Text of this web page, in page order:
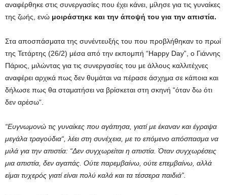
αναφέρθηκε στις συνεργασίες που έχει κάνει, μίλησε για τις γυναίκες
της ζωής, ενώ μοιράστηκε και την άποψή του για την απιστία.
Στα αποσπάσματα της συνέντευξής του που προβλήθηκαν το πρωί
της Τετάρτης (26/2) μέσα από την εκπομπή “Happy Day”, ο Γιάννης
Πάριος, μιλώντας για τις συνεργασίες του με άλλους καλλιτέχνες
αναφέρει αρχικά πως δεν θυμάται να πέρασε άσχημα σε κάποια και
δήλωσε πως θα σταματήσει να βρίσκεται στη σκηνή “όταν δω ότι
δεν αρέσω“.
“Ευγνωμονώ τις γυναίκες που αγάπησα, γιατί με έκαναν και έγραψα
μεγάλα τραγούδια“, λέει στη συνέχεια, με το επόμενο απόσπασμα να
μιλά για την απιστία: “Δεν συγχωρείται η απιστία. Όταν συγχωρέσεις
μια απιστία, δεν αγαπάς. Ούτε παρεμβαίνω, ούτε επεμβαίνω, αλλά
είμαι τυχερός γιατί είναι πολύ καλά και τα τέσσερα παιδιά”.